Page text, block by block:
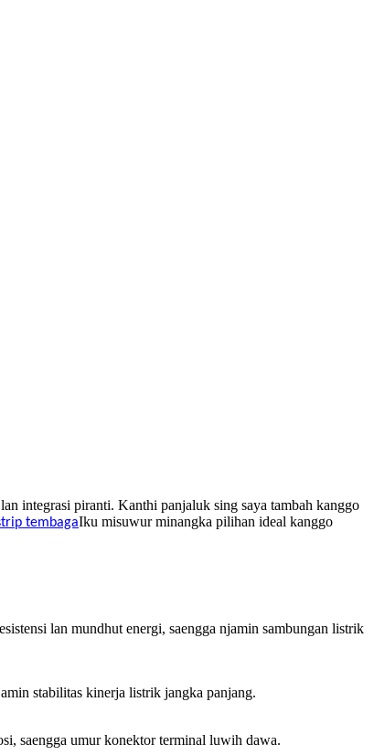
integrasi piranti. Kanthi panjaluk sing saya tambah kanggo
tembagaIku misuwur minangka pilihan ideal kanggo
lan mundhut energi, saengga njamin sambungan listrik
stabilitas kinerja listrik jangka panjang.
saengga umur konektor terminal luwih dawa.